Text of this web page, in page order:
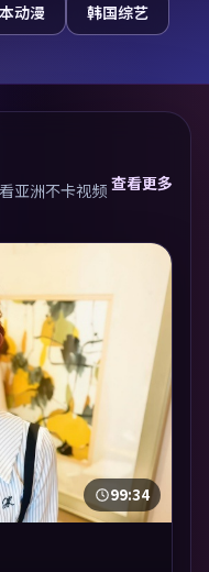
动漫 韩国综艺
亚洲不卡视频 查看更多
99:34